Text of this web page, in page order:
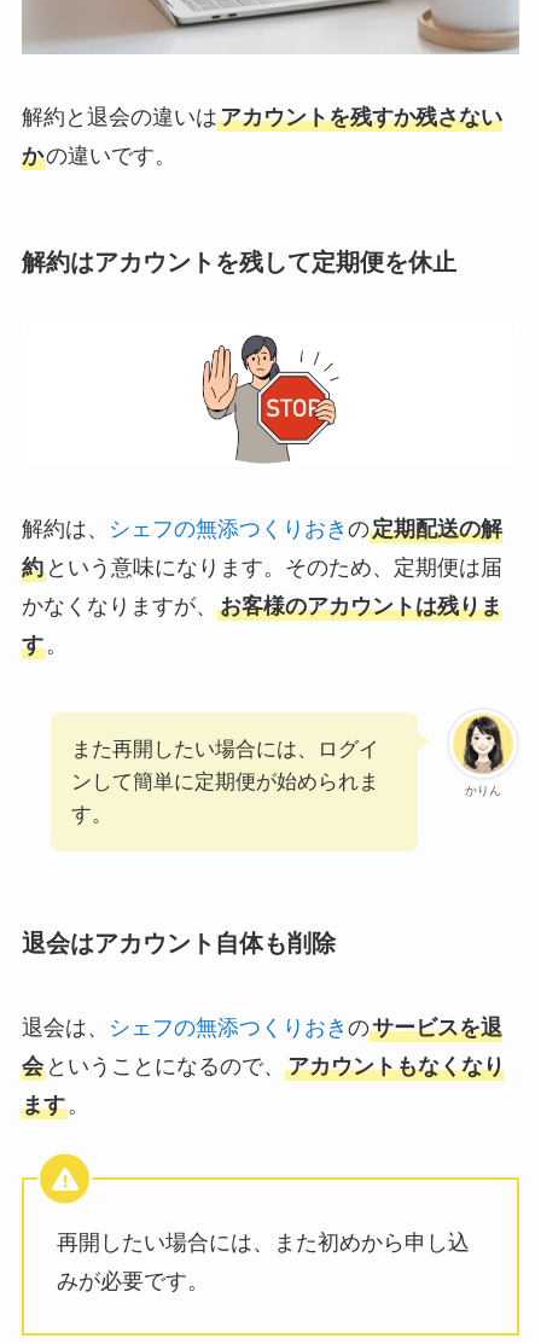
解約と退会の違いはアカウントを残すか残さない
かの違いです。
解約はアカウントを残して定期便を休止
解約は、 シェフの無添つくりおき の定期配送の解
約という意味になります。そのため、定期便は届
かなくなりますが、 お客様のアカウントは残りま
す。
かりん
また再開したい場合には、ログイ
ンして簡単に定期便が始められま
す。
退会はアカウント自体も削除
退会は、 シェフの無添つくりおき のサービスを退
会ということになるので、 アカウントもなくなり
ます。
再開したい場合には、また初めから申し込
みが必要です。